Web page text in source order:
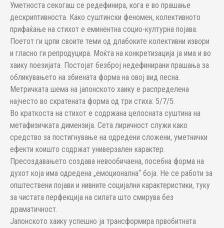
Уметноста секогаш се редефинира, кога е во прашање
дескриптивноста. Како суштински феномен, колективното
прифаќање на стихот е еминентна социо-културна појава.
Поетот ги црпи своите теми од длабоките колективни извори
и гласно ги репродуцира. Моќта на конкретизација ја има и во
хаику поезијата. Постојат безброј недефинирани прашања за
обликувањето на збиената форма на овој вид песна.
Метричката шема на јапонското хаику е распределена
најчесто во скратената форма од три стиха: 5/7/5.
Во краткоста на стихот е содржана целосната суштина на
метафизичката димензија. Сета лиричност служи како
средство за постигнување на одредени сложени, уметнички
ефекти коишто содржат универзален карактер.
Пресоздавањето создава невообичаена, посебна форма на
духот која има одредена „емоционална“ боја. Не се работи за
општествени појави и нивните социјални карактеристики, туку
за чистата перфекција на силата што смирува без
драматичност.
Јапонското хаику успешно ја трансформира првобитната